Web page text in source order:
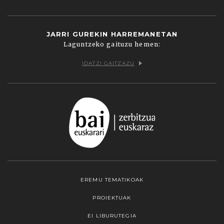
JARRI GUREKIN HARREMANETAN
Laguntzeko gaituzu hemen:
IDATZI GAITZAZU
EREMU TEMATIKOAK
PROIEKTUAK
EI LIBURUTEGIA